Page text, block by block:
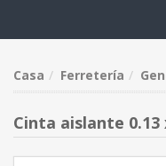
Casa Ferretería
Cinta aislante 0.13